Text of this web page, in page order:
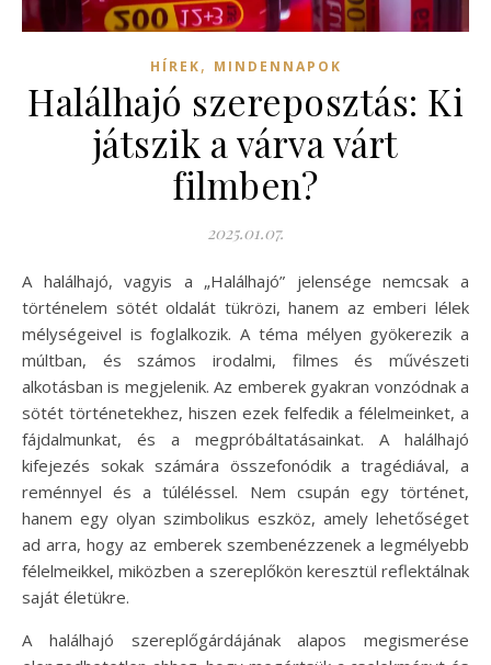
HÍREK, MINDENNAPOK
Halálhajó szereposztás: Ki
játszik a várva várt
filmben?
2025.01.07.
A halálhajó, vagyis a „Halálhajó” jelensége nemcsak a
történelem sötét oldalát tükrözi, hanem az emberi lélek
mélységeivel is foglalkozik. A téma mélyen gyökerezik a
múltban, és számos irodalmi, filmes és művészeti
alkotásban is megjelenik. Az emberek gyakran vonzódnak a
sötét történetekhez, hiszen ezek felfedik a félelmeinket, a
fájdalmunkat, és a megpróbáltatásainkat. A halálhajó
kifejezés sokak számára összefonódik a tragédiával, a
reménnyel és a túléléssel. Nem csupán egy történet,
hanem egy olyan szimbolikus eszköz, amely lehetőséget
ad arra, hogy az emberek szembenézzenek a legmélyebb
félelmeikkel, miközben a szereplőkön keresztül reflektálnak
saját életükre.
A halálhajó szereplőgárdájának alapos megismerése